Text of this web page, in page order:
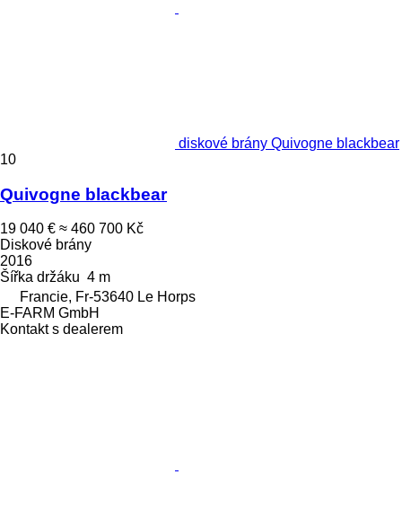
diskové brány Quivogne blackbear
10
Quivogne blackbear
19 040 € ≈ 460 700 Kč
Diskové brány
2016
Šířka držáku 4 m
Francie, Fr-53640 Le Horps
E-FARM GmbH
Kontakt s dealerem